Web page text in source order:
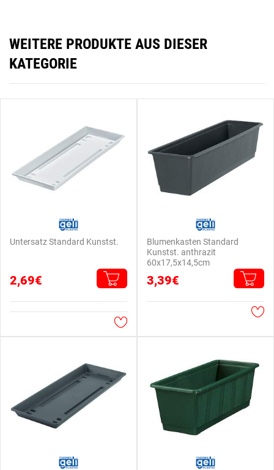
WEITERE PRODUKTE AUS DIESER
KATEGORIE
Untersatz Standard Kunstst.
2,69€
Blumenkasten Standard
Kunstst. anthrazit
60x17,5x14,5cm
3,39€